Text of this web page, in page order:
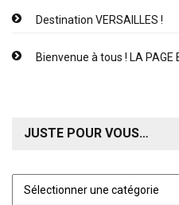
Destination VERSAILLES !
Bienvenue à tous ! LA PAGE
JUSTE POUR VOUS…
pour